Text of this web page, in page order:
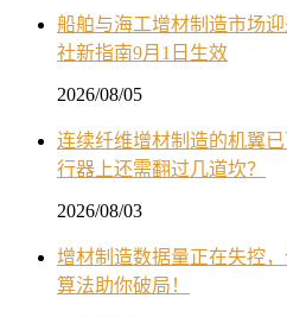
船舶与海工增材制造市场
社新指南9月1日生效
2026/08/05
连续纤维增材制造的机翼
行器上还需翻过几道坎？
2026/08/03
增材制造数据量正在失控
算法助你破局！